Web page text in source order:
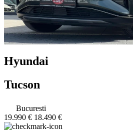
Hyundai
Tucson
Bucuresti
19.990 € 18.490 €